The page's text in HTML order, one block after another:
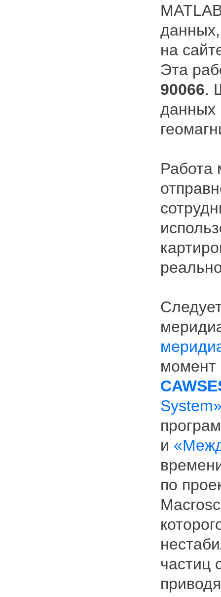
на
Эта
90066.
данных
Работа
момент
и
по
частиц